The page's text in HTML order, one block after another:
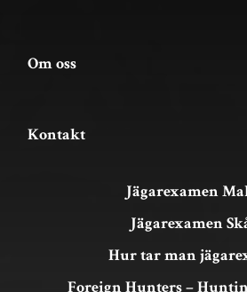
Om oss
Kontakt
Jägarexamen
Jägarexamen
Hur tar man
Foreign Hunters –